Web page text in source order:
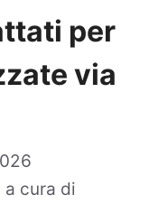
per
via
a cura di